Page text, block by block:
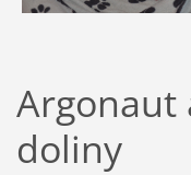
Argonaut
doliny